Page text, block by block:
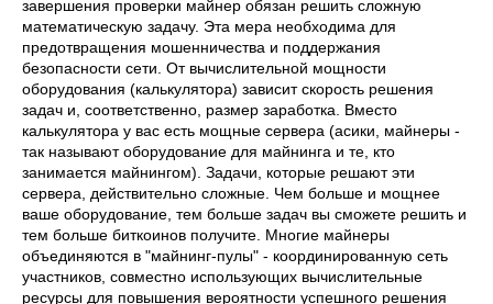
завершения проверки майнер обязан решить сложную
математическую задачу. Эта мера необходима для
предотвращения мошенничества и поддержания
безопасности сети. От вычислительной мощности
оборудования (калькулятора) зависит скорость решения
задач и, соответственно, размер заработка. Вместо
калькулятора у вас есть мощные сервера (асики, майнеры -
так называют оборудование для майнинга и те, кто
занимается майнингом). Задачи, которые решают эти
сервера, действительно сложные. Чем больше и мощнее
ваше оборудование, тем больше задач вы сможете решить и
тем больше биткоинов получите. Многие майнеры
объединяются в "майнинг-пулы" - координированную сеть
участников, совместно использующих вычислительные
ресурсы для повышения вероятности успешного решения